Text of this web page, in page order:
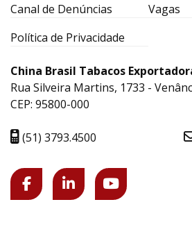
Canal de Denúncias
Vagas
Política de Privacidade
China Brasil Tabacos
Rua Silveira Martins, 1733 -
CEP: 95800-000
(51) 3793.4500